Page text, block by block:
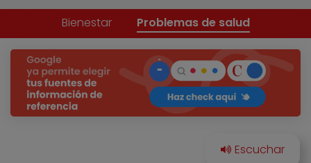
Bienestar Problemas de salud